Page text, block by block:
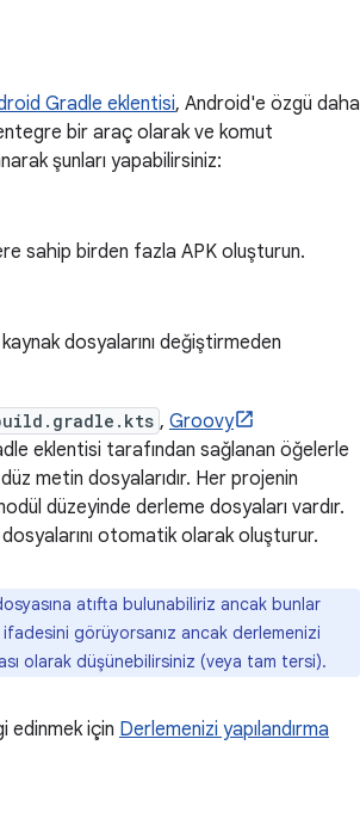
Gradle eklentisi, Android'e özgü daha
bir araç olarak ve komut
şunları yapabilirsiniz:
sahip birden fazla APK oluşturun.
dosyalarını değiştirmeden
, Groovy
eklentisi tarafından sağlanan öğelerle
metin dosyalarıdır. Her projenin
düzeyinde derleme dosyaları vardır.
otomatik olarak oluşturur.
atıfta bulunabiliriz ancak bunlar
ifadesini görüyorsanız ancak derlemenizi
olarak düşünebilirsiniz (veya tam tersi).
edinmek için Derlemenizi yapılandırma